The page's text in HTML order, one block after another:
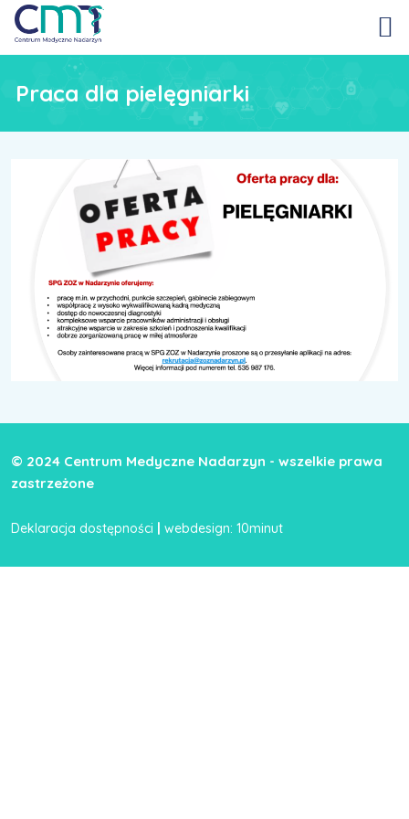
Praca dla pielęgniarki
© 2024 Centrum Medyczne Nadarzyn - wszelkie prawa
zastrzeżone
Deklaracja dostępności | webdesign: 10minut